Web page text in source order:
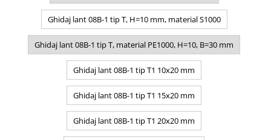
Ghidaj lant 08B-1 tip T, H=10 mm, material S1000
Ghidaj lant 08B-1 tip T, material PE1000, H=10, B=30 mm
Ghidaj lant 08B-1 tip T1 10x20 mm
Ghidaj lant 08B-1 tip T1 15x20 mm
Ghidaj lant 08B-1 tip T1 20x20 mm